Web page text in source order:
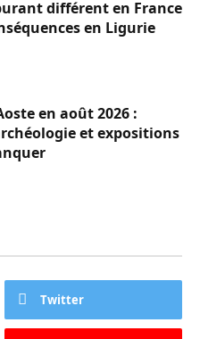
différent en France
en Ligurie
en août 2026 :
et expositions
Twitter